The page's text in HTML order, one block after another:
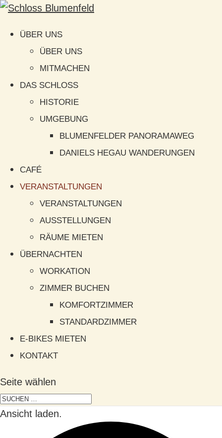
ÜBER UNS
ÜBER UNS
MITMACHEN
DAS SCHLOSS
HISTORIE
UMGEBUNG
BLUMENFELDER PANORAMAWEG
DANIELS HEGAU WANDERUNGEN
CAFÉ
VERANSTALTUNGEN
VERANSTALTUNGEN
AUSSTELLUNGEN
RÄUME MIETEN
ÜBERNACHTEN
WORKATION
ZIMMER BUCHEN
KOMFORTZIMMER
STANDARDZIMMER
E-BIKES MIETEN
KONTAKT
Seite wählen
Ansicht laden.